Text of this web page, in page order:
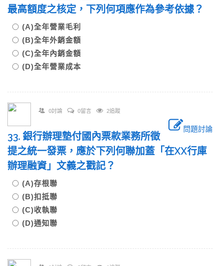
最高額度之核定，下列何項應作為參考依據？
(A)全年營業毛利
(B)全年外銷金額
(C)全年內銷金額
(D)全年營業成本
0討論 0留言 2追蹤
問題討論
33. 銀行辦理墊付國內票款業務所徵
提之統一發票，應於下列何聯加蓋「在XX行庫
辦理融資」文義之戳記？
(A)存根聯
(B)扣抵聯
(C)收執聯
(D)通知聯